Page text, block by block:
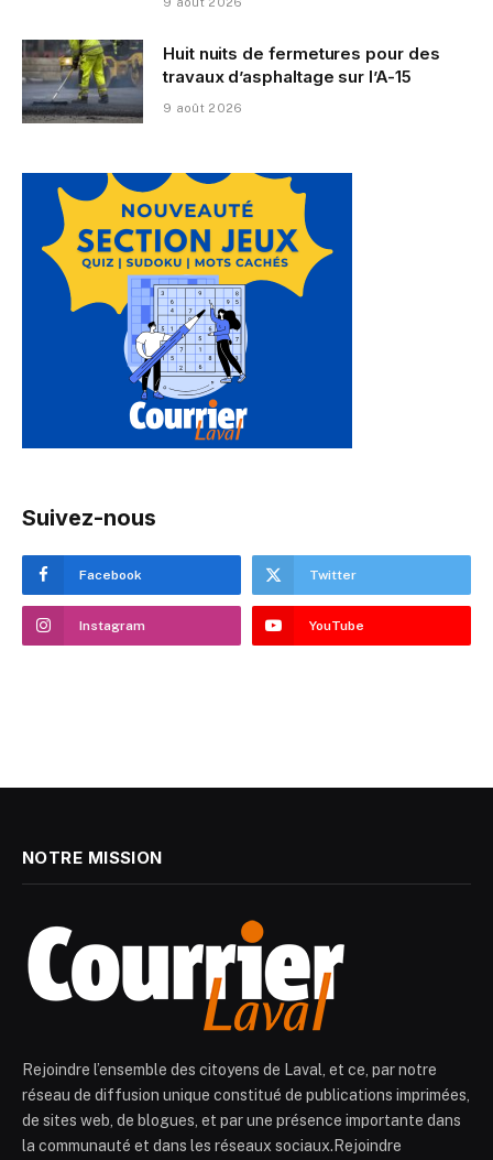
Huit nuits de fermetures pour des
travaux d’asphaltage sur l’A-15
9 août 2026
Suivez-nous
Facebook Twitter
Instagram YouTube
NOTRE MISSION
Rejoindre l’ensemble des citoyens de Laval, et ce, par notre
réseau de diffusion unique constitué de publications imprimées,
de sites web, de blogues, et par une présence importante dans
la communauté et dans les réseaux sociaux.Rejoindre